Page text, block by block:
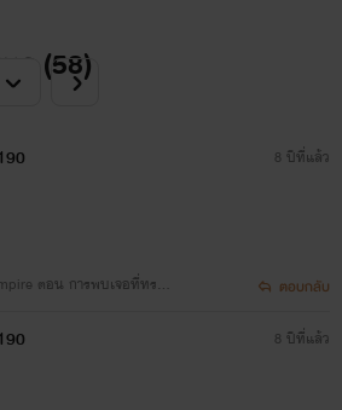
งไง??
ย็น เเละรักจริง (มัน
// รีด)
ไร ไรท์ก็บอกไปงั้นๆ
ไรเเล้วทำให้เสร็จ (เเล้
ด (58)
รพบเจอที่ทรมา
8 ปีที่แล้ว
ตอบกลับ
8 ปีที่แล้ว